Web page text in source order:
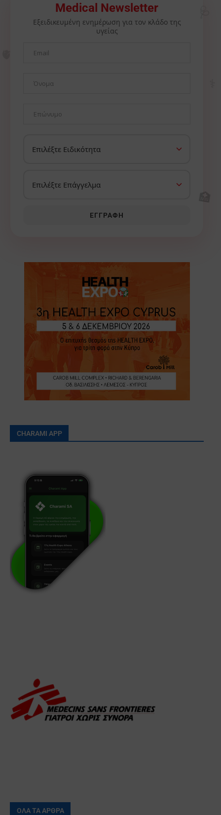
Medical Newsletter
Εξειδικευμένη ενημέρωση για τον κλάδο της
υγείας
ΕΓΓΡΑΦΉ
CHARAMI APP
ΟΛΑ ΤΑ ΑΡΘΡΑ